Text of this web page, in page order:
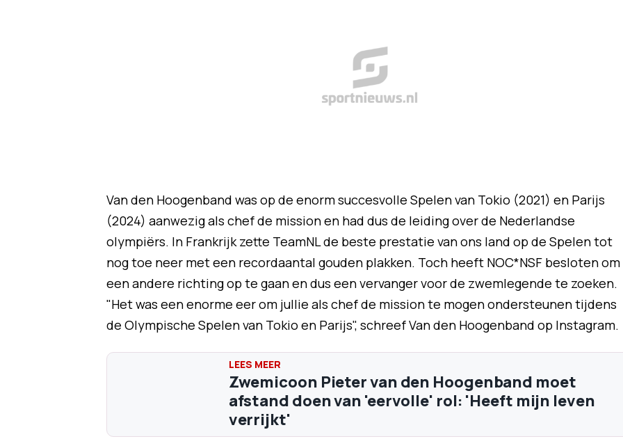
Van den Hoogenband was op de enorm succesvolle Spelen van Tokio (2021) en Parijs
(2024) aanwezig als chef de mission en had dus de leiding over de Nederlandse
olympiërs. In Frankrijk zette TeamNL de beste prestatie van ons land op de Spelen tot
nog toe neer met een recordaantal gouden plakken. Toch heeft NOC*NSF besloten om
een andere richting op te gaan en dus een vervanger voor de zwemlegende te zoeken.
"Het was een enorme eer om jullie als chef de mission te mogen ondersteunen tijdens
de Olympische Spelen van Tokio en Parijs", schreef Van den Hoogenband op Instagram.
Zwemicoon Pieter van den Hoogenband moet
afstand doen van 'eervolle' rol: 'Heeft mijn leven
verrijkt'